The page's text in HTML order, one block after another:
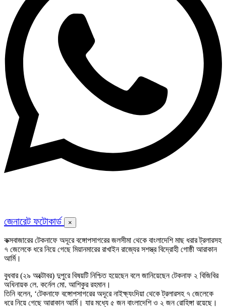
জেনারেট ফটোকার্ড ×
কক্সবাজারের টেকনাফে অদূরে বঙ্গোপসাগরের জলসীমা থেকে বাংলাদেশি মাছ ধরার ট্রলারসহ
৭ জেলেকে ধরে নিয়ে গেছে মিয়ানমারের রাখাইন রাজ্যের সশস্ত্র বিদ্রোহী গোষ্ঠী আরাকান
আর্মি।
বুধবার (২৯ অক্টোবর) দুপুরে বিষয়টি নিশ্চিত হয়েছেন বলে জানিয়েছেন টেকনাফ ২ বিজিবির
অধিনায়ক লে. কর্নেল মো. আশিকুর রহমান।
তিনি বলেন, ‘টেকনাফে বঙ্গোপসাগরের অদূরে নাইক্ষ্যংদিয়া থেকে ট্রলারসহ ৭ জেলেকে
ধরে নিয়ে গেছে আরাকান আর্মি। যার মধ্যে ৫ জন বাংলাদেশি ও ২ জন রোহিঙ্গা রয়েছে।